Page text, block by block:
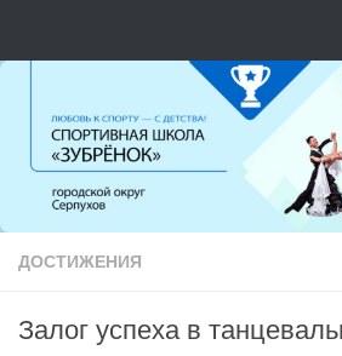
ДОСТИЖЕНИЯ
Залог успеха в